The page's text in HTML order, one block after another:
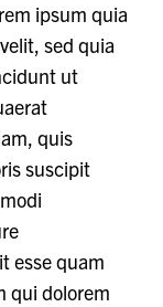
ipsum quia
sed quia
ut
quis
suscipit
esse quam
qui dolorem